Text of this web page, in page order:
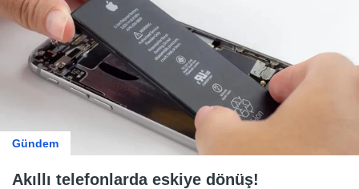
Gündem
Akıllı telefonlarda eskiye dönüş!